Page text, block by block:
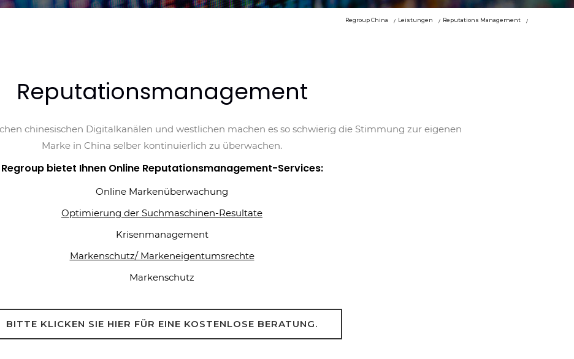
Regroup China Leistungen Reputations Management
Reputationsmanagement
chinesischen Digitalkanälen und westlichen machen es so schwierig die Stimmung zur eigenen
Marke in China selber kontinuierlich zu überwachen.
Regroup bietet Ihnen Online Reputationsmanagement-Services:
Online Markenüberwachung
Optimierung der Suchmaschinen-Resultate
Krisenmanagement
Markenschutz/ Markeneigentumsrechte
Markenschutz
BITTE KLICKEN SIE HIER FÜR EINE KOSTENLOSE BERATUNG.